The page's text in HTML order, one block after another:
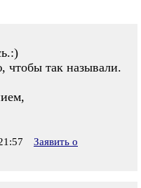
так называли.
Заявить о